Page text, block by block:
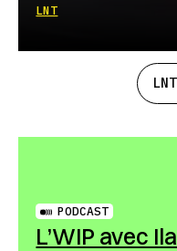
LNT
PODCAST
L’WIP avec